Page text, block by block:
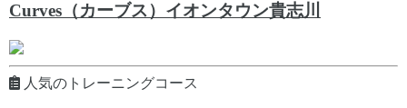
Curves（カーブス）イオンタウン貴志川
人気のトレーニングコース